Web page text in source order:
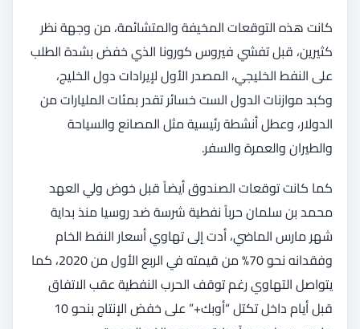
كانت هذه التوقعات المخيفة والمتشائمة، من وجهة نظر
كثيرين، قبل تفشي فيروس كورونا الذي خفض بشدة الطلب
على النفط الخليجي، المصدر الأول لإيرادات دول الخليج،
وكبد موازنات الدول الست خسائر تقدر بمئات المليارات من
الدولار، وعطل أنشطة رئيسية مثل المصانع والسياحة
والطيران والعمرة والسفر.
كما كانت توقعات الصندوق أيضاً قبل خوض ولي العهد
محمد بن سلمان حرباً نفطية شرسة ضد روسيا منذ بداية
شهر مارس الماضي، أدت إلى تهاوي أسعار النفط الخام
وفقدانه نحو 70% من قيمته في الربع الأول من 2020، كما
يتواصل التهاوي رغم توقف الحرب النفطية عقب الاتفاق
قبل أيام داخل تكتل “أوبك+” على خفض الإنتاج بنحو 10